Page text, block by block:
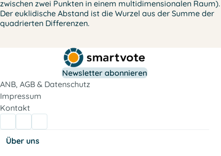
zwischen zwei Punkten in einem multidimensionalen Raum).
Der euklidische Abstand ist die Wurzel aus der Summe der
quadrierten Differenzen.
Newsletter abonnieren
ANB, AGB & Datenschutz
Impressum
Kontakt
Über uns